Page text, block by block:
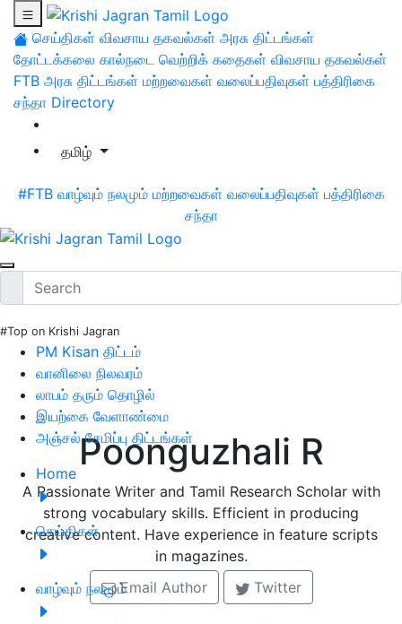
செய்திகள் விவசாய தகவல்கள் அரசு திட்டங்கள்
தோட்டக்கலை கால்நடை வெற்றிக் கதைகள் விவசாய தகவல்கள்
FTB அரசு திட்டங்கள் மற்றவைகள் வலைப்பதிவுகள் பத்திரிகை
சந்தா Directory
தமிழ்
#FTB வாழ்வும் நலமும் மற்றவைகள் வலைப்பதிவுகள் பத்திரிகை
சந்தா
#Top on Krishi Jagran
PM Kisan திட்டம்
வானிலை நிலவரம்
லாபம் தரும் தொழில்
இயற்கை வேளாண்மை
அஞ்சல் சேமிப்பு திட்டங்கள்
Home
செய்திகள்
வாழ்வும் நலமும்
Poonguzhali R
A Passionate Writer and Tamil Research Scholar with
strong vocabulary skills. Efficient in producing
creative content. Have experience in feature scripts
in magazines.
Email Author
Twitter